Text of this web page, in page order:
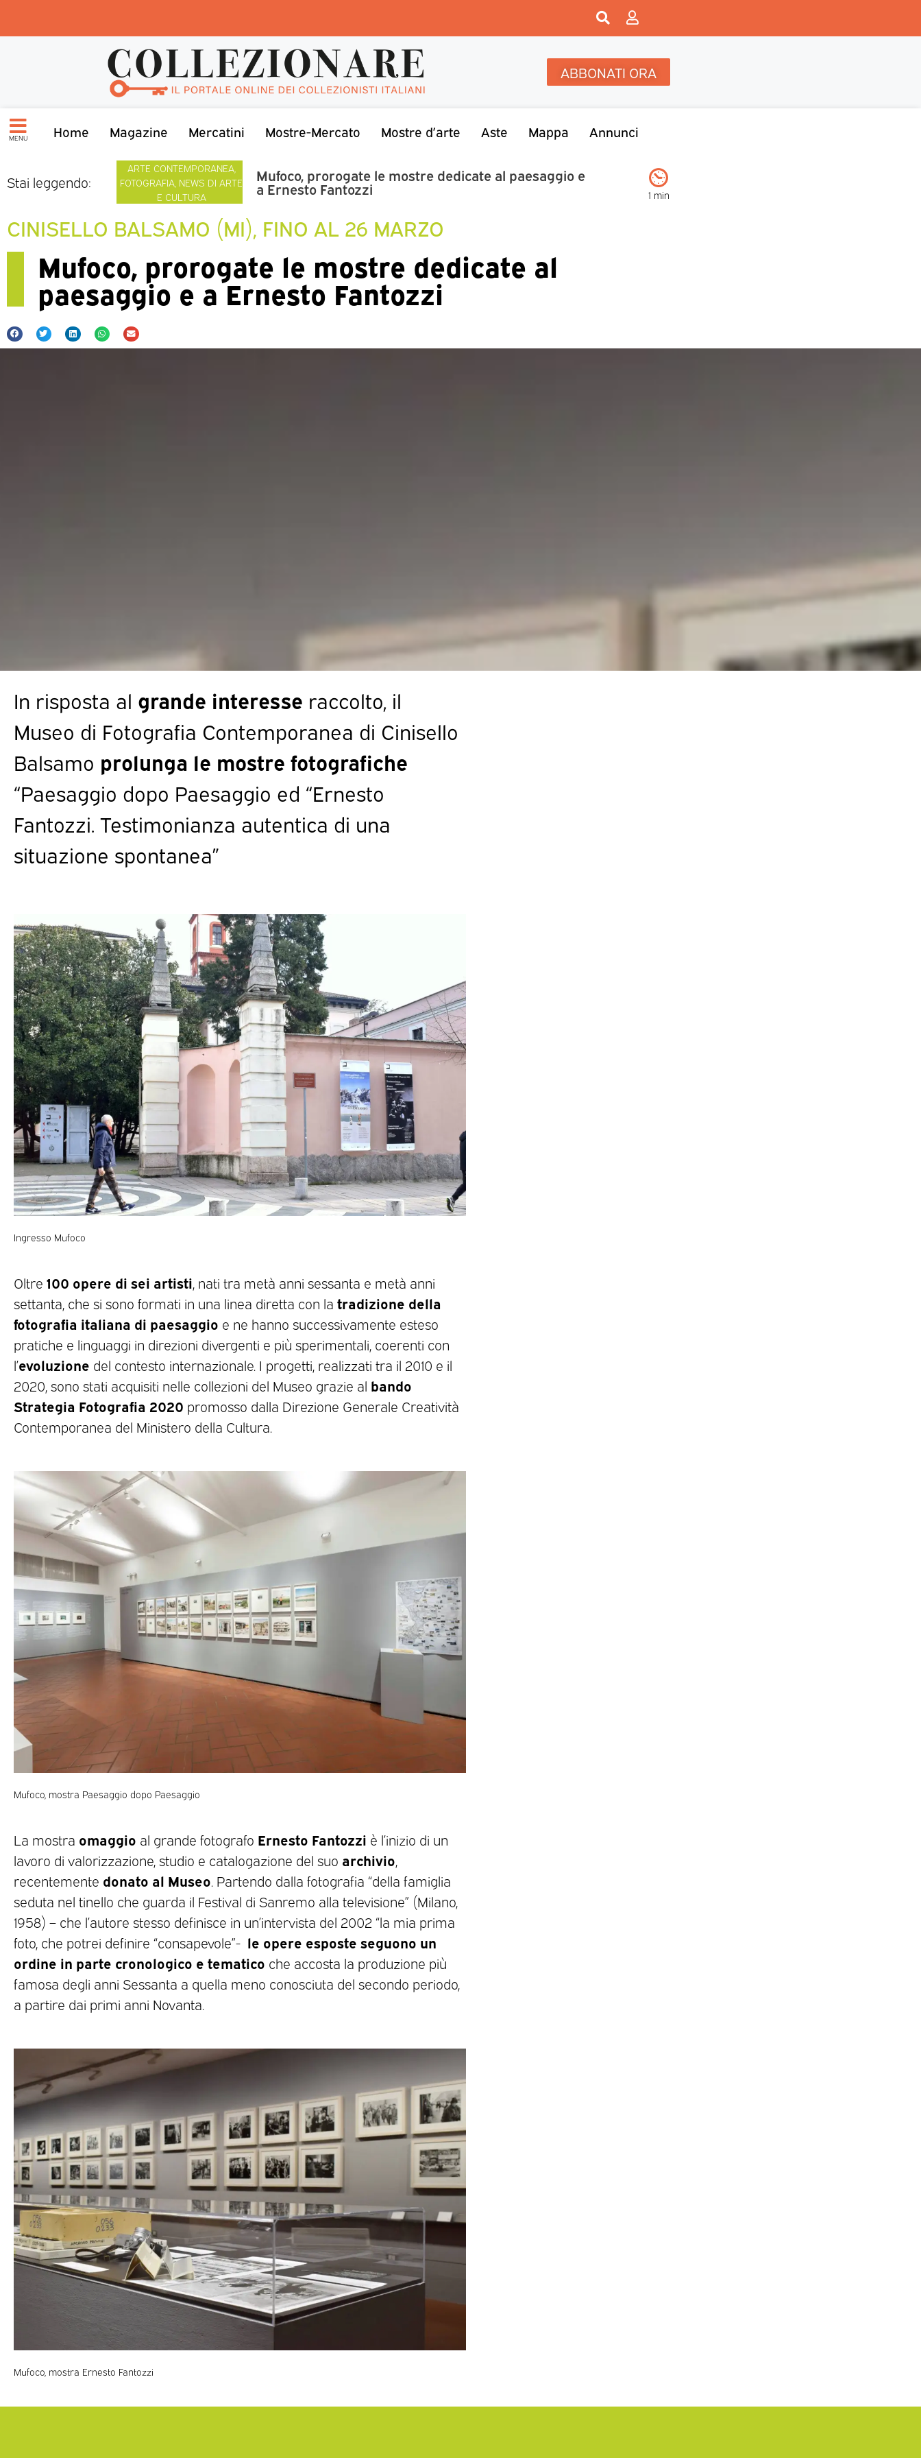
ABBONATI ORA
MENU Home Magazine Mercatini Mostre-Mercato Mostre d’arte Aste Mappa Annunci
Stai leggendo:
ARTE CONTEMPORANEA
FOTOGRAFIA NEWS DI ARTE
E CULTURA
Mufoco, prorogate le mostre dedicate al paesaggio e
a Ernesto Fantozzi 1 min
CINISELLO BALSAMO (MI), FINO AL 26 MARZO
Mufoco, prorogate le mostre dedicate al
paesaggio e a Ernesto Fantozzi
In risposta al grande interesse raccolto, il
Museo di Fotografia Contemporanea di Cinisello
Balsamo prolunga le mostre fotografiche
“Paesaggio dopo Paesaggio ed “Ernesto
Fantozzi. Testimonianza autentica di una
situazione spontanea”
Ingresso Mufoco
Oltre 100 opere di sei artisti , nati tra metà anni sessanta e metà anni
settanta, che si sono formati in una linea diretta con la tradizione della
fotografia italiana di paesaggio e ne hanno successivamente esteso
pratiche e linguaggi in direzioni divergenti e più sperimentali, coerenti con
l’evoluzione del contesto internazionale. I progetti, realizzati tra il 2010 e il
2020, sono stati acquisiti nelle collezioni del Museo grazie al bando
Strategia Fotografia 2020 promosso dalla Direzione Generale Creatività
Contemporanea del Ministero della Cultura.
Mufoco, mostra Paesaggio dopo Paesaggio
La mostra omaggio al grande fotografo Ernesto Fantozzi è l’inizio di un
lavoro di valorizzazione, studio e catalogazione del suo archivio
recentemente donato al Museo . Partendo dalla fotografia “della famiglia
seduta nel tinello che guarda il Festival di Sanremo alla televisione” (Milano,
1958) – che l’autore stesso definisce in un’intervista del 2002 “la mia prima
foto, che potrei definire “consapevole”- le opere esposte seguono un
ordine in parte cronologico e tematico che accosta la produzione più
famosa degli anni Sessanta a quella meno conosciuta del secondo periodo,
a partire dai primi anni Novanta.
Mufoco, mostra Ernesto Fantozzi